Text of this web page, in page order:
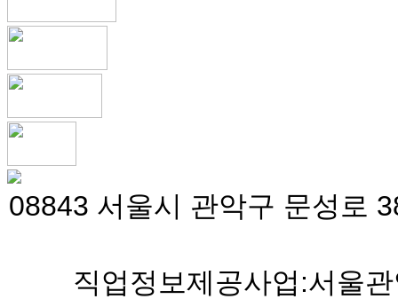
08843 서울시 관악구 문성로
직업정보제공사업:서울